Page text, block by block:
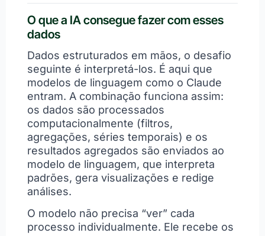
O que a IA consegue fazer com esses
dados
Dados estruturados em mãos, o desafio
seguinte é interpretá-los. É aqui que
modelos de linguagem como o Claude
entram. A combinação funciona assim:
os dados são processados
computacionalmente (filtros,
agregações, séries temporais) e os
resultados agregados são enviados ao
modelo de linguagem, que interpreta
padrões, gera visualizações e redige
análises.
O modelo não precisa “ver” cada
processo individualmente. Ele recebe os